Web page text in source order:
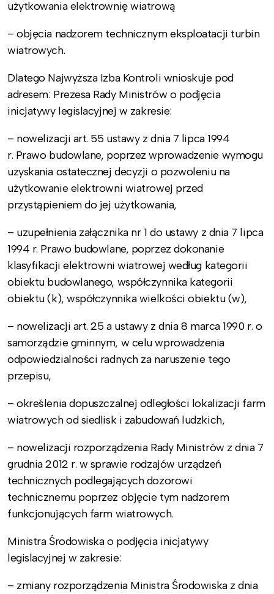
użytkowania elektrownię wiatrową
– objęcia nadzorem technicznym eksploatacji turbin
wiatrowych.
Dlatego Najwyższa Izba Kontroli wnioskuje pod
adresem: Prezesa Rady Ministrów o podjęcia
inicjatywy legislacyjnej w zakresie:
– nowelizacji art. 55 ustawy z dnia 7 lipca 1994
r. Prawo budowlane, poprzez wprowadzenie wymogu
uzyskania ostatecznej decyzji o pozwoleniu na
użytkowanie elektrowni wiatrowej przed
przystąpieniem do jej użytkowania,
– uzupełnienia załącznika nr 1 do ustawy z dnia 7 lipca
1994 r. Prawo budowlane, poprzez dokonanie
klasyfikacji elektrowni wiatrowej według kategorii
obiektu budowlanego, współczynnika kategorii
obiektu (k), współczynnika wielkości obiektu (w),
– nowelizacji art. 25 a ustawy z dnia 8 marca 1990 r. o
samorządzie gminnym, w celu wprowadzenia
odpowiedzialności radnych za naruszenie tego
przepisu,
– określenia dopuszczalnej odległości lokalizacji farm
wiatrowych od siedlisk i zabudowań ludzkich,
– nowelizacji rozporządzenia Rady Ministrów z dnia 7
grudnia 2012 r. w sprawie rodzajów urządzeń
technicznych podlegających dozorowi
technicznemu poprzez objęcie tym nadzorem
funkcjonujących farm wiatrowych.
Ministra Środowiska o podjęcia inicjatywy
legislacyjnej w zakresie:
– zmiany rozporządzenia Ministra Środowiska z dnia